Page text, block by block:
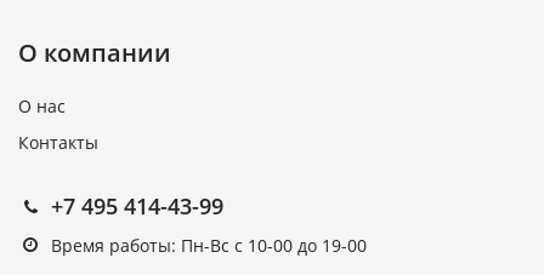
О компании
О нас
Контакты
+7 495 414-43-99
Время работы: Пн-Вс с 10-00 до 19-00